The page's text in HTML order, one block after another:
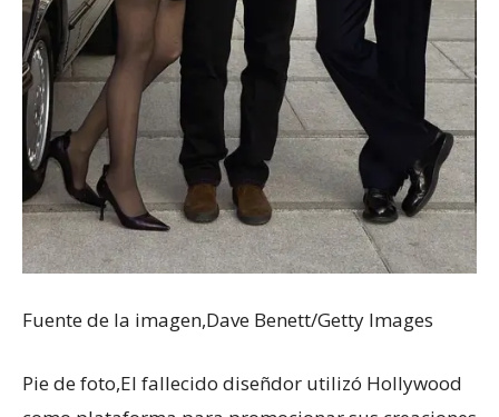
Fuente de la imagen,Dave Benett/Getty Images
Pie de foto,El fallecido diseñdor utilizó Hollywood